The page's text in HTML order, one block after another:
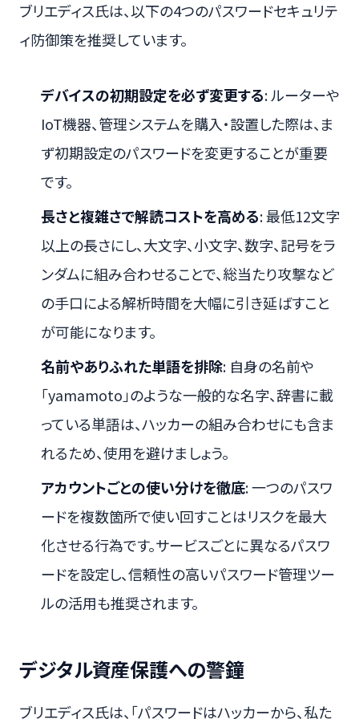
ブリエディス氏は、以下の4つのパスワードセキュリテ
ィ防御策を推奨しています。
デバイスの初期設定を必ず変更する: ルーターや
IoT機器、管理システムを購入・設置した際は、ま
ず初期設定のパスワードを変更することが重要
です。
長さと複雑さで解読コストを高める: 最低12文字
以上の長さにし、大文字、小文字、数字、記号をラ
ンダムに組み合わせることで、総当たり攻撃など
の手口による解析時間を大幅に引き延ばすこと
が可能になります。
名前やありふれた単語を排除: 自身の名前や
「yamamoto」のような一般的な名字、辞書に載
っている単語は、ハッカーの組み合わせにも含ま
れるため、使用を避けましょう。
アカウントごとの使い分けを徹底: 一つのパスワ
ードを複数箇所で使い回すことはリスクを最大
化させる行為です。サービスごとに異なるパスワ
ードを設定し、信頼性の高いパスワード管理ツー
ルの活用も推奨されます。
デジタル資産保護への警鐘
ブリエディス氏は、「パスワードはハッカーから、私た